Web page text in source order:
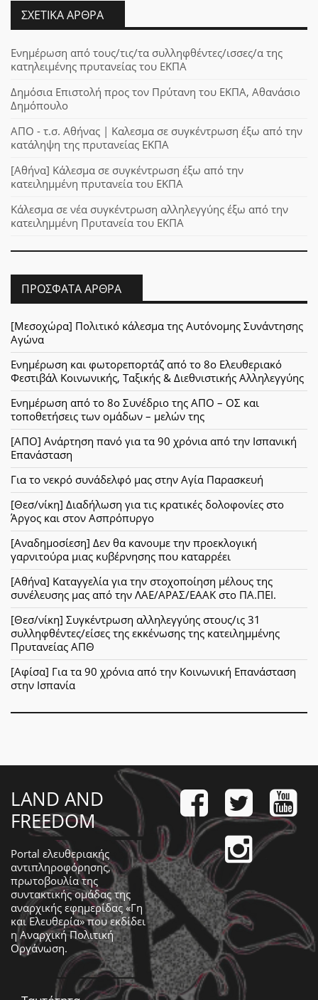
ΣΧΕΤΙΚΆ ΆΡΘΡΑ
Ενημέρωση από τους/τις/τα συλληφθέντες/ισσες/α της
κατηλειμένης πρυτανείας του ΕΚΠΑ
Δημόσια Επιστολή προς τον Πρύτανη του ΕΚΠΑ, Αθανάσιο
Δημόπουλο
ΑΠΟ - τ.σ. Αθήνας | Καλεσμα σε συγκέντρωση έξω από την
κατάληψη της πρυτανείας ΕΚΠΑ
[Αθήνα] Κάλεσμα σε συγκέντρωση έξω από την
κατειλημμένη πρυτανεία του ΕΚΠΑ
Κάλεσμα σε νέα συγκέντρωση αλληλεγγύης έξω από την
κατειλημμένη Πρυτανεία του ΕΚΠΑ
ΠΡΌΣΦΑΤΑ ΆΡΘΡΑ
[Μεσοχώρα] Πολιτικό κάλεσμα της Αυτόνομης Συνάντησης
Αγώνα
Ενημέρωση και φωτορεπορτάζ από το 8ο Ελευθεριακό
Φεστιβάλ Κοινωνικής, Ταξικής & Διεθνιστικής Αλληλεγγύης
Ενημέρωση από το 8ο Συνέδριο της ΑΠΟ – ΟΣ και
τοποθετήσεις των ομάδων – μελών της
[ΑΠΟ] Ανάρτηση πανό για τα 90 χρόνια από την Ισπανική
Επανάσταση
Για το νεκρό συνάδελφό μας στην Αγία Παρασκευή
[Θεσ/νίκη] Διαδήλωση για τις κρατικές δολοφονίες στο
Άργος και στον Ασπρόπυργο
[Αναδημοσίεση] Δεν θα κανουμε την προεκλογική
γαρνιτούρα μιας κυβέρνησης που καταρρέει
[Αθήνα] Καταγγελία για την στοχοποίηση μέλους της
συνέλευσης μας από την ΛΑΕ/ΑΡΑΣ/ΕΑΑΚ στο ΠΑ.ΠΕΙ.
[Θεσ/νίκη] Συγκέντρωση αλληλεγγύης στους/ις 31
συλληφθέντες/είσες της εκκένωσης της κατειλημμένης
Πρυτανείας ΑΠΘ
[Αφίσα] Για τα 90 χρόνια από την Κοινωνική Επανάσταση
στην Ισπανία
LAND AND
FREEDOM
Portal ελευθεριακής
αντιπληροφόρησης,
πρωτοβουλία της
συντακτικής ομάδας της
αναρχικής εφημερίδας «Γη
και Ελευθερία» που εκδίδει
ηΑναρχική Πολιτική
Οργάνωση.